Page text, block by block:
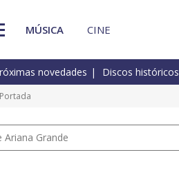
MÚSICA CINE
novedades Discos históricos
Grande